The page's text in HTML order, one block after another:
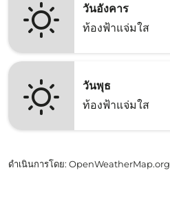
วันอังคาร
ท้องฟ้าแจ่มใส
วันพุธ
ท้องฟ้าแจ่มใส
ดำเนินการโดย: OpenWeatherMap.org